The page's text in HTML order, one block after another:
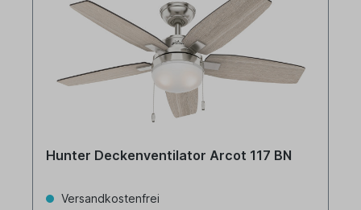
Hunter Deckenventilator Arcot 117 BN
Versandkostenfrei